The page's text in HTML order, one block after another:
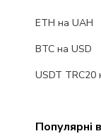
ETH на UAH
BTC на USD
USDT TRC20
Популярні